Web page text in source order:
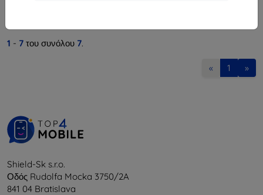
1 - 7 του συνόλου 7.
« 1 »
Shield-Sk s.r.o.
Οδός Rudolfa Mocka 3750/2A
841 04 Bratislava